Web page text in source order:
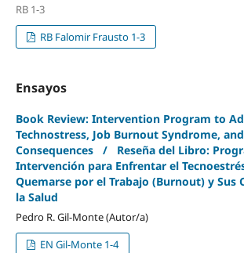
RB 1-3
RB Falomir Frausto 1-3
Ensayos
Book Review: Intervention Program to
Technostress, Job Burnout Syndrome,
Consequences / Reseña del Libro:
Intervención para Enfrentar el
Quemarse por el Trabajo (Burnout) y Sus
la Salud
Pedro R. Gil-Monte (Autor/a)
EN Gil-Monte 1-4